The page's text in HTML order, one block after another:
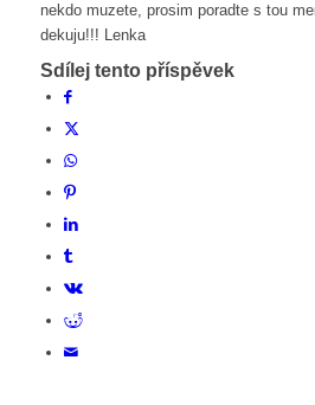
nekdo muzete, prosim poradte s tou
dekuju!!! Lenka
Sdílej tento příspěvek